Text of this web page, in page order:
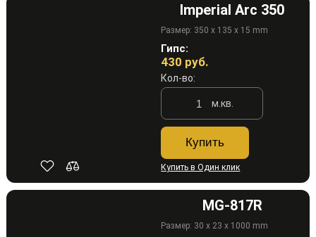
Imperial Arc 350
Размер: 350 x 135 x 15 mm
Гипс:
430 руб.
Кол-во:
м.кв.
Купить
Купить в Один клик
MG-817R
Размер: 30 x 23 x 1000 mm